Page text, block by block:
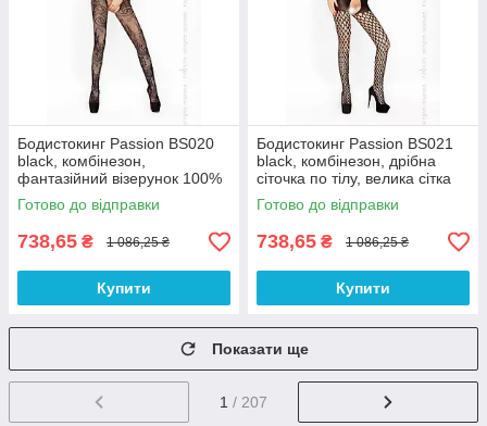
Бодистокинг Passion BS020
black, комбінезон,
фантазійний візерунок 100%
Анонімності
Готово до відправки
738,65 ₴ 1 086,25 ₴
Купити
Бодистокинг Passion BS021
black, комбінезон, дрібна
сіточка по тілу, велика сітка
на ногах 100% Анонімності
Готово до відправки
738,65 ₴ 1 086,25 ₴
Купити
Показати ще
1 / 207